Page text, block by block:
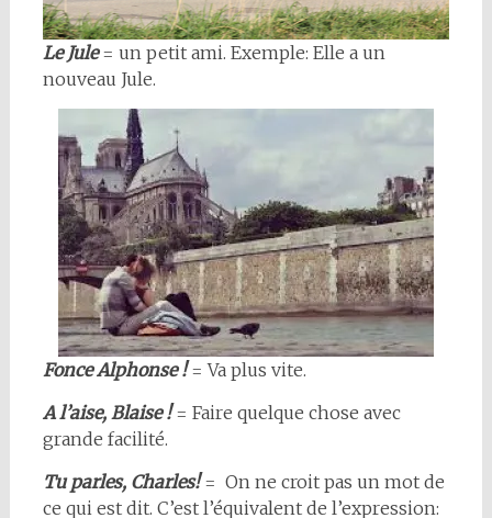
Le Jule= un petit ami. Exemple: Elle a un
nouveau Jule.
Fonce Alphonse != Va plus vite.
A l’aise, Blaise != Faire quelque chose avec
grande facilité.
Tu parles, Charles!= On ne croit pas un mot de
ce qui est dit. C’est l’équivalent de l’expression: